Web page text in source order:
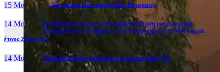
15 Μαι, 2026 Νέα ιστοσελίδα του Ομίλου Ρητορικής
14 Μαι, 26
Διευθύνσεις για την υγειονομική εξέταση και πρακτική
δοκιμασία των υποψηφίων για εισαγωγή στα ΤΕΦΑΑ ακαδ.
έτους 2026-2027
14 Μαι, 26 Yποβολή μηχανογραφικού για υποψηφίους 5%